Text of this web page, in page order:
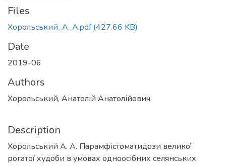
Files
Хорольський_А_А.pdf(427.66 KB)
Date
2019-06
Authors
Хорольський, Анатолій Анатолійович
Description
Хорольський А. А. Парамфістоматидози великої
рогатої худоби в умовах одноосібних селянських